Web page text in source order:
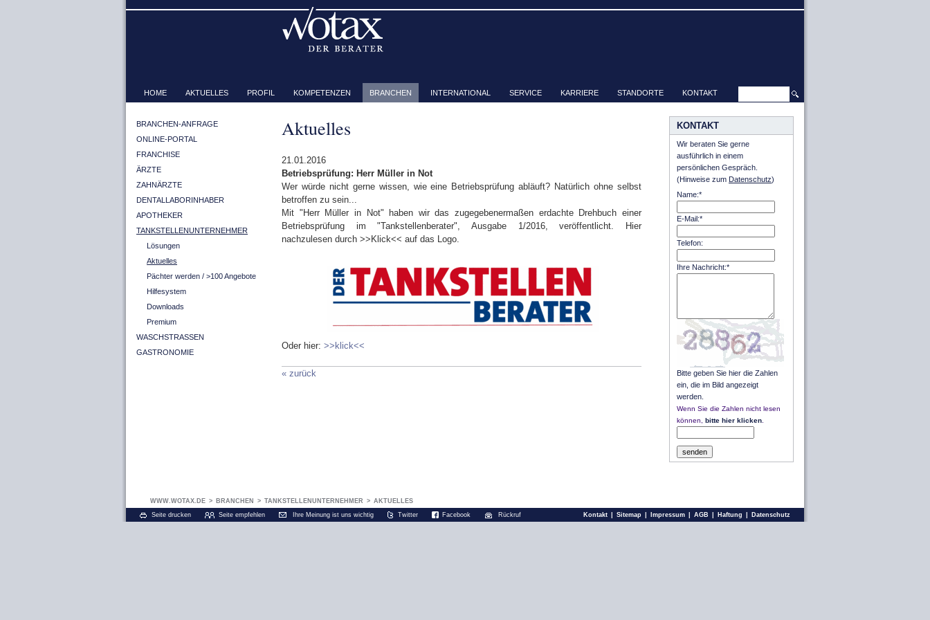
HOME AKTUELLES PROFIL KOMPETENZEN BRANCHEN INTERNATIONAL SERVICE KARRIERE STANDORTE KONTAKT
KONTAKT
Wir beraten Sie gerne
ausführlich in einem
persönlichen Gespräch.
(Hinweise zum Datenschutz)
Name:*
E-Mail:*
Telefon:
Ihre Nachricht:*
Bitte geben Sie hier die Zahlen
ein, die im Bild angezeigt
werden.
Wenn Sie die Zahlen nicht lesen
können, bitte hier klicken
BRANCHEN-ANFRAGE
ONLINE-PORTAL
FRANCHISE
ÄRZTE
ZAHNÄRZTE
DENTALLABORINHABER
APOTHEKER
TANKSTELLENUNTERNEHMER
Lösungen
Aktuelles
Pächter werden / >100 Angebote
Hilfesystem
Downloads
Premium
WASCHSTRASSEN
GASTRONOMIE
Aktuelles
21.01.2016
Betriebsprüfung: Herr Müller in Not
Wer würde nicht gerne wissen, wie eine Betriebsprüfung abläuft? Natürlich ohne selbst
betroffen zu sein...
Mit "Herr Müller in Not" haben wir das zugegebenermaßen erdachte Drehbuch einer
Betriebsprüfung im "Tankstellenberater", Ausgabe 1/2016, veröffentlicht. Hier
nachzulesen durch >>Klick<< auf das Logo.
Oder hier: >>klick<<
« zurück
WWW.WOTAX.DE > BRANCHEN > TANKSTELLENUNTERNEHMER > AKTUELLES
Seite drucken
Seite empfehlen Ihre Meinung ist uns wichtig Twitter Facebook Rückruf Kontakt Sitemap Impressum AGB Haftung Datenschutz